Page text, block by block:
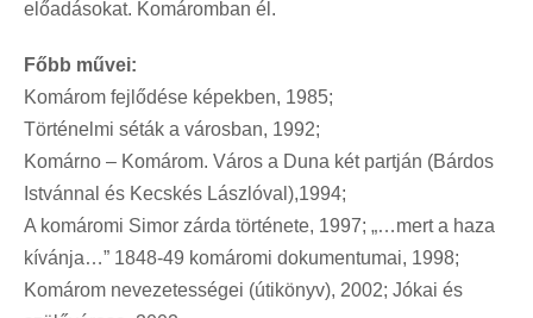
előadásokat. Komáromban él.
Főbb művei:
Komárom fejlődése képekben, 1985;
Történelmi séták a városban, 1992;
Komárno – Komárom. Város a Duna két partján (Bárdos
Istvánnal és Kecskés Lászlóval),1994;
A komáromi Simor zárda története, 1997; „…mert a haza
kívánja…” 1848-49 komáromi dokumentumai, 1998;
Komárom nevezetességei (útikönyv), 2002; Jókai és